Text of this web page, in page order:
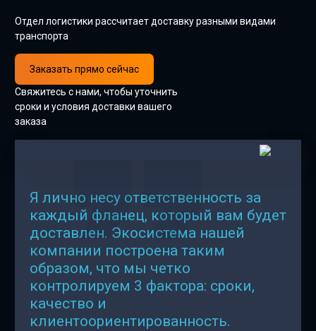
Отдел логистики рассчитает доставку разными видами
транспорта
Заказать прямо сейчас
Свяжитесь с нами, чтобы уточнить
сроки и условия доставки вашего
заказа
Я лично несу ответственность за
каждый фланец, который вам будет
доставлен. Экосистема нашей
компании построена таким
образом, что мы четко
контролируем 3 фактора: сроки,
качество и
клиентоориентированность.